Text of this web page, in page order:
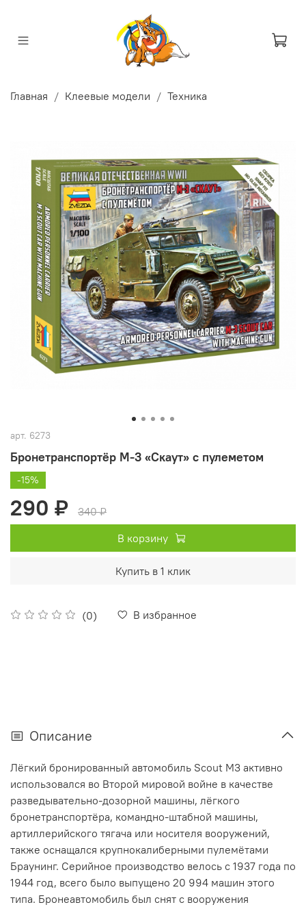
Главная Клеевые модели Техника
арт. 6273
Бронетранспортёр М-3 «Скаут» с пулеметом
(0) В избранное
-15%
290 ₽
340 ₽
В корзину
Купить в 1 клик
Описание
Лёгкий бронированный автомобиль Scout M3 активно
использовался во Второй мировой войне в качестве
разведывательно-дозорной машины, лёгкого
бронетранспортёра, командно-штабной машины,
артиллерийского тягача или носителя вооружений,
также оснащался крупнокалиберными пулемётами
Браунинг. Серийное производство велось с 1937 года по
1944 год, всего было выпущено 20 994 машин этого
типа. Бронеавтомобиль был снят с вооружения